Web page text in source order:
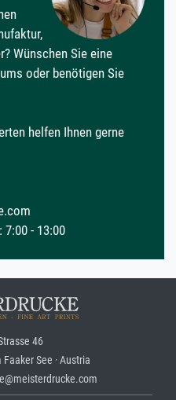
Wünschen Sie eine
oder benötigen Sie
helfen Ihnen gerne
7:00 - 13:00
46
See · Austria